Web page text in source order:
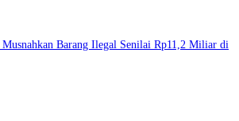
Barang Ilegal Senilai Rp11,2 Miliar di